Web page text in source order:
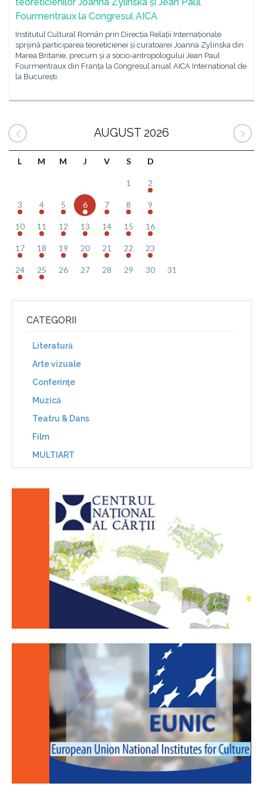
Fourmentraux la Congresul AICA
Institutul Cultural Român prin Direcția Relații Internaționale
sprijină participarea teoreticienei și curatoarei Joanna Zylinska din
Marea Britanie, precum și a socio-antropologului Jean Paul
Fourmentraux din Franța la Congresul anual AICA International de
la București.
AUGUST 2026
L M M J V S D
1 2
3 4 5 6 7 8 9
10 11 12 13 14 15 16
17 18 19 20 21 22 23
24 25 26 27 28 29 30 31
CATEGORII
Literatură
Arte vizuale
Conferinţe
Muzică
Teatru & Dans
Film
MULTIART